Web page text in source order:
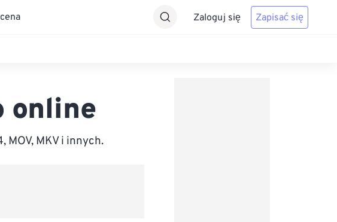
Zaloguj się Zapisać się
online
MKV i innych.